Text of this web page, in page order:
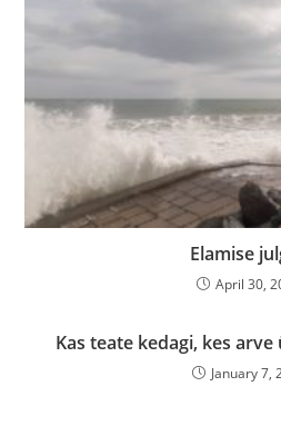
Elamise
April 30,
Kas teate kedagi, kes
January 7,